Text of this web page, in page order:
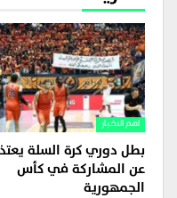
اهم الاخبار
بطل دوري كرة السلة يعتذر
عن المشاركة في كأس
الجمهورية